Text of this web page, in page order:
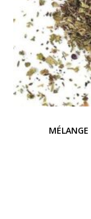
MÉLANGE